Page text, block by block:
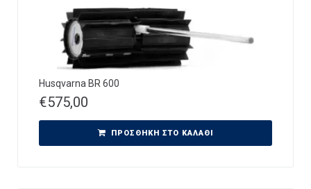
Husqvarna BR 600
€575,00
ΠΡΟΣΘΉΚΗ ΣΤΟ ΚΑΛΆΘΙ